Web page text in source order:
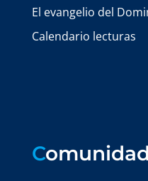
El evangelio del
Calendario lecturas
Comunidad